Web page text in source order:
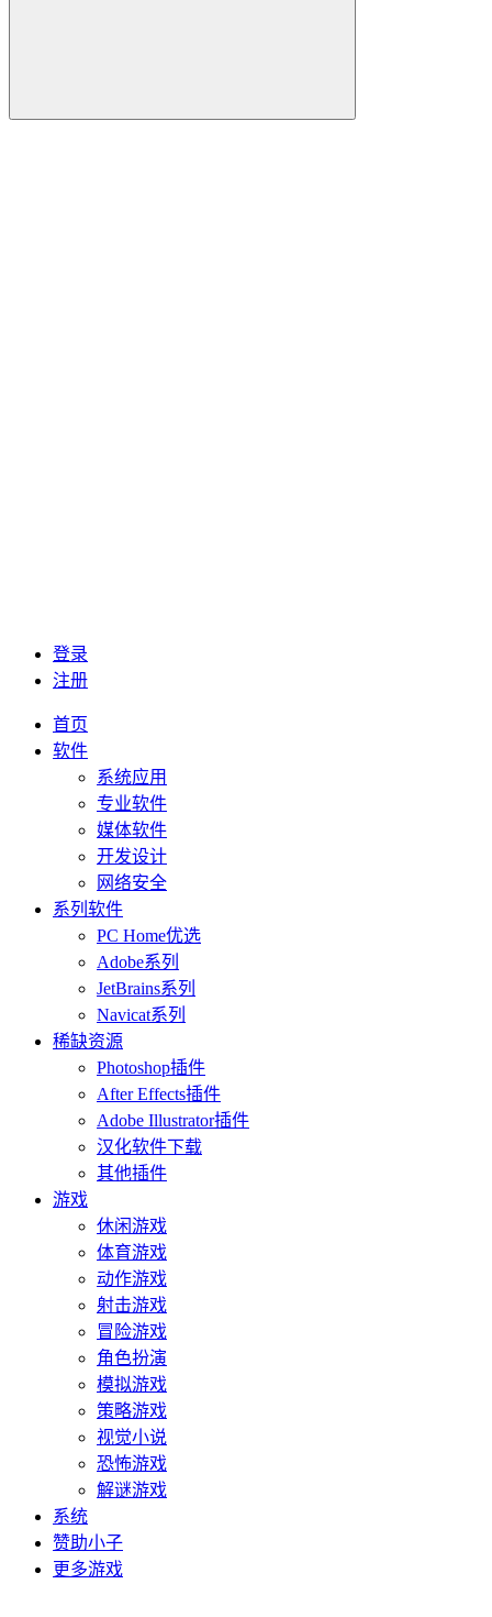
登录
注册
首页
软件
系统应用
专业软件
媒体软件
开发设计
网络安全
系列软件
PC Home优选
Adobe系列
JetBrains系列
Navicat系列
稀缺资源
Photoshop插件
After Effects插件
Adobe Illustrator插件
汉化软件下载
其他插件
游戏
休闲游戏
体育游戏
动作游戏
射击游戏
冒险游戏
角色扮演
模拟游戏
策略游戏
视觉小说
恐怖游戏
解谜游戏
系统
赞助小子
更多游戏